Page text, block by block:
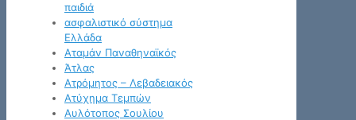
παιδιά
ασφαλιστικό σύστημα
Ελλάδα
Αταμάν Παναθηναϊκός
Άτλας
Ατρόμητος – Λεβαδειακός
Ατύχημα Τεμπών
Αυλότοπος Σουλίου